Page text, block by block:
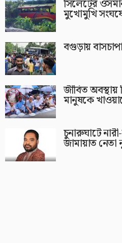
সিলেটের
মুখোমুখি
বগুড়ায়
জীবিত অবস্থায়
মানুষকে
চুনারুঘাটে
জামায়াত